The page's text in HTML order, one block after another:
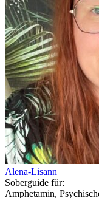
Alena-Lisann
Soberguide für:
Amphetamin,